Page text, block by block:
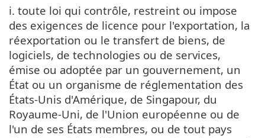
i. toute loi qui contrôle, restreint ou impose
des exigences de licence pour l'exportation, la
réexportation ou le transfert de biens, de
logiciels, de technologies ou de services,
émise ou adoptée par un gouvernement, un
État ou un organisme de réglementation des
États-Unis d'Amérique, de Singapour, du
Royaume-Uni, de l'Union européenne ou de
l'un de ses États membres, ou de tout pays